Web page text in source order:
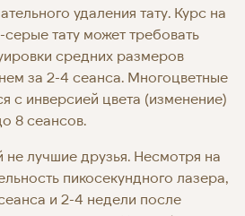
удаления тату. Курс на
тату может требовать
средних размеров
за 2-4 сеанса. Многоцветные
с инверсией цвета (изменение)
8 сеансов.
лучшие друзья. Несмотря на
пикосекундного лазера,
и 2-4 недели после